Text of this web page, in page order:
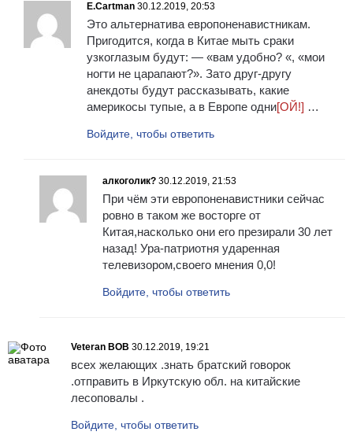
E.Cartman 30.12.2019, 20:53
Это альтернатива европоненавистникам.
Пригодится, когда в Китае мыть сраки
узкоглазым будут: — «вам удобно? «, «мои
ногти не царапают?». Зато друг-другу
анекдоты будут рассказывать, какие
америкосы тупые, а в Европе одни[ОЙ!] …
Войдите, чтобы ответить
алкоголик? 30.12.2019, 21:53
При чём эти европоненавистники сейчас
ровно в таком же восторге от
Китая,насколько они его презирали 30 лет
назад! Ура-патриотня ударенная
телевизором,своего мнения 0,0!
Войдите, чтобы ответить
Veteran BOB 30.12.2019, 19:21
всех желающих .знать братский говорок
.отправить в Иркутскую обл. на китайские
лесоповалы .
Войдите, чтобы ответить